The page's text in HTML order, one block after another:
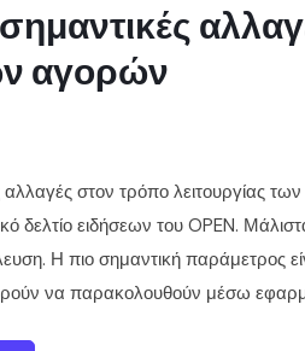
αγορών
αλλαγές στον τρόπο
δελτίο ειδήσεων του OPEN.
Η πιο σημαντική
να παρακολουθούν μέσω